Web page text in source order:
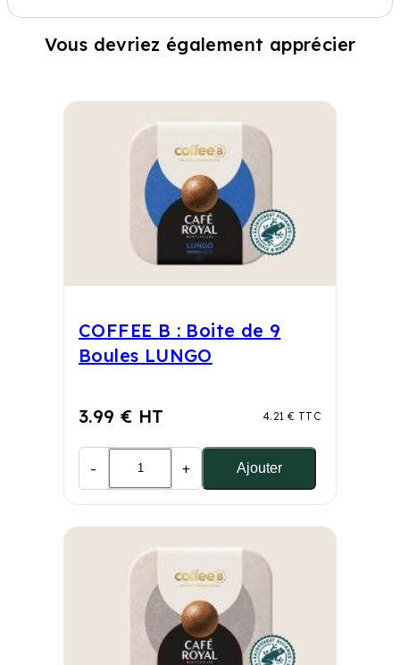
Vous devriez également apprécier
COFFEE B : Boite de 9
Boules LUNGO
3.99 € HT 4.21 € TTC
- + Ajouter